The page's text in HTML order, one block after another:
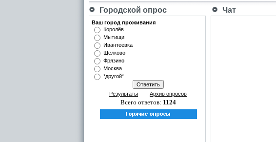
Городской опрос Чат
Ваш город проживания
Королёв
Мытищи
Ивантеевка
Щёлково
Фрязино
Москва
*другой*
Результаты Архив опросов
Всего ответов: 1124